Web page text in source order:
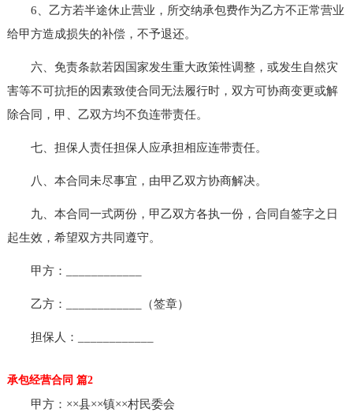
6、乙方若半途休止营业，所交纳承包费作为乙方不正常营业
给甲方造成损失的补偿，不予退还。
六、免责条款若因国家发生重大政策性调整，或发生自然灾
害等不可抗拒的因素致使合同无法履行时，双方可协商变更或解
除合同，甲、乙双方均不负连带责任。
七、担保人责任担保人应承担相应连带责任。
八、本合同未尽事宜，由甲乙双方协商解决。
九、本合同一式两份，甲乙双方各执一份，合同自签字之日
起生效，希望双方共同遵守。
甲方：____________
乙方：____________（签章）
担保人：____________
承包经营合同 篇2
甲方：××县××镇××村民委会